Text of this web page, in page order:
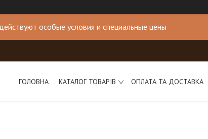
особые условия и специальные цены
ГОЛОВНА КАТАЛОГ ТОВАРІВ ОПЛАТА ТА ДОСТАВКА